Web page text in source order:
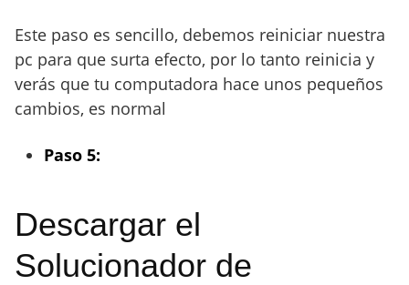
Este paso es sencillo, debemos reiniciar nuestra
pc para que surta efecto, por lo tanto reinicia y
verás que tu computadora hace unos pequeños
cambios, es normal
Paso 5:
Descargar el
Solucionador de